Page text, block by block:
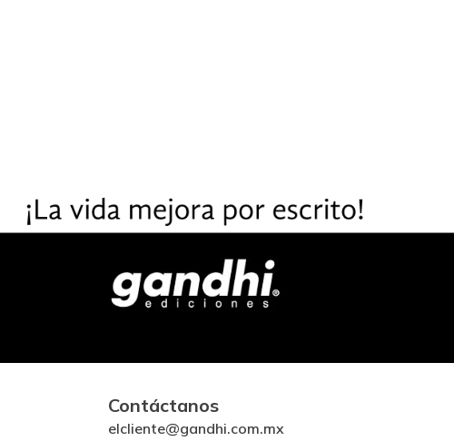
Contáctanos
elcliente@gandhi.com.mx